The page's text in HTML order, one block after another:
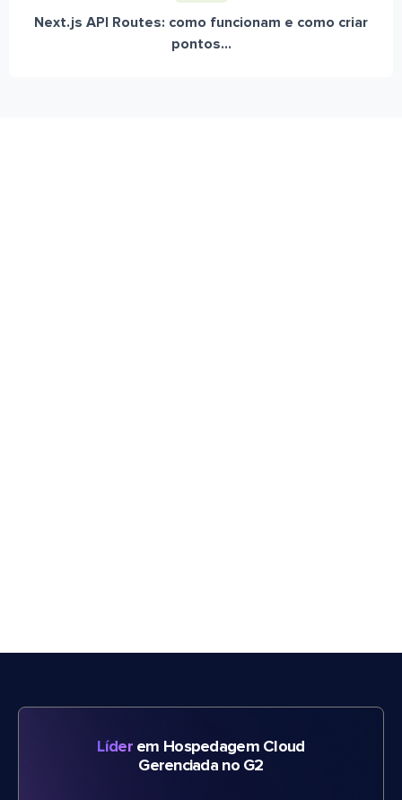
Next.js API Routes: como funcionam e como criar
pontos...
Líderem Hospedagem Cloud
Gerenciada no G2